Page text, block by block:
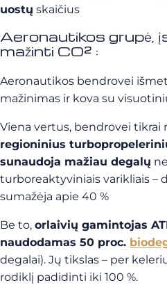
uostų skaičius
Aeronautikos grupė,
mažinti CO² :
Aeronautikos bendrovei
mažinimas ir kova su
Viena vertus, bendrovei tikrai
regioninius
sunaudoja mažiau degalų
turboreaktyviniais varikliais –
sumažėja apie 40 %
Be to, orlaivių gamintojas
naudodamas 50 proc.
degalai). Jų tikslas – per
rodiklį padidinti iki 100 %.